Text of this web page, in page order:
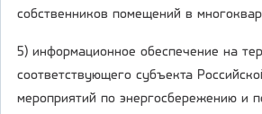
собственников помещений в
5) информационное обеспечение на
соответствующего субъекта
мероприятий по энергосбережению и